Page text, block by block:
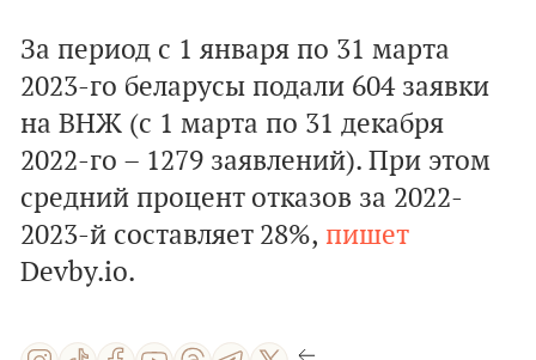
За период с 1 января по 31 марта
2023-го беларусы подали 604 заявки
на ВНЖ (с 1 марта по 31 декабря
2022-го – 1279 заявлений). При этом
средний процент отказов за 2022-
2023-й составляет 28%, пишет
Devby.io.